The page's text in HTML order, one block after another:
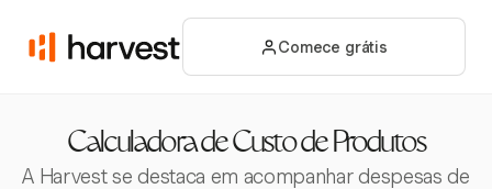
Comece grátis
Calculadora de Custo de Produtos
A Harvest se destaca em acompanhar despesas de